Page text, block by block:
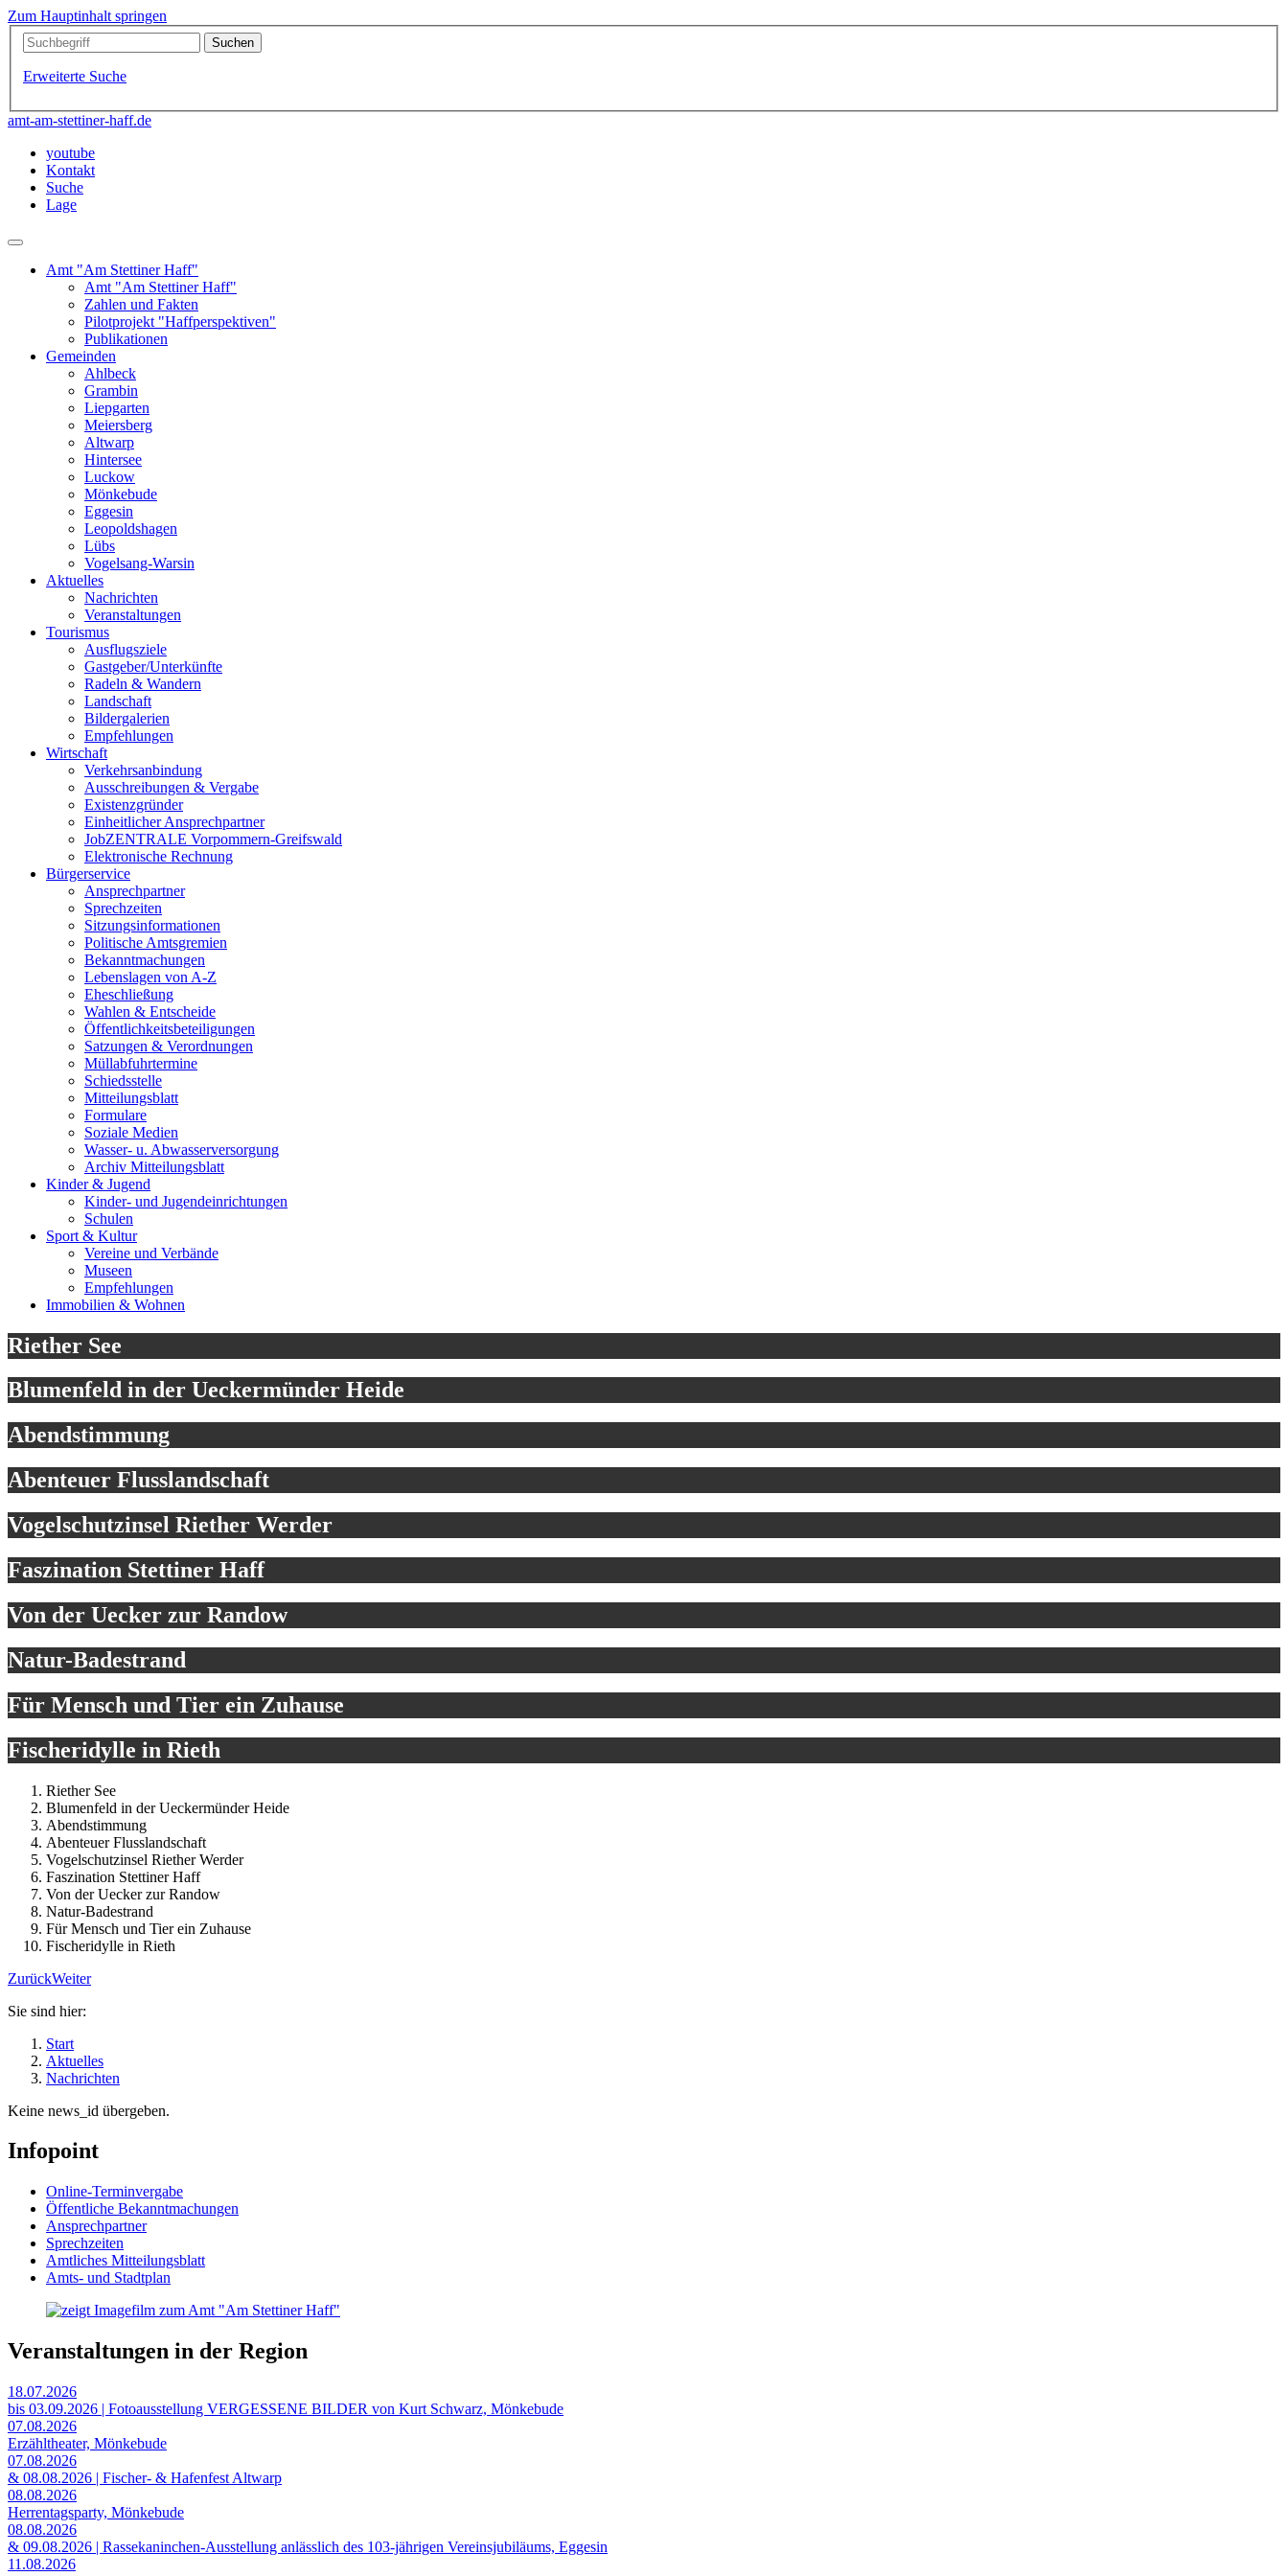
Zum Hauptinhalt springen
Erweiterte Suche
amt-am-stettiner-haff.de
youtube
Kontakt
Suche
Lage
Amt "Am Stettiner Haff"
Amt "Am Stettiner Haff"
Zahlen und Fakten
Pilotprojekt "Haffperspektiven"
Publikationen
Gemeinden
Ahlbeck
Grambin
Liepgarten
Meiersberg
Altwarp
Hintersee
Luckow
Mönkebude
Eggesin
Leopoldshagen
Lübs
Vogelsang-Warsin
Aktuelles
Nachrichten
Veranstaltungen
Tourismus
Ausflugsziele
Gastgeber/Unterkünfte
Radeln & Wandern
Landschaft
Bildergalerien
Empfehlungen
Wirtschaft
Verkehrsanbindung
Ausschreibungen & Vergabe
Existenzgründer
Einheitlicher Ansprechpartner
JobZENTRALE Vorpommern-Greifswald
Elektronische Rechnung
Bürgerservice
Ansprechpartner
Sprechzeiten
Sitzungsinformationen
Politische Amtsgremien
Bekanntmachungen
Lebenslagen von A-Z
Eheschließung
Wahlen & Entscheide
Öffentlichkeitsbeteiligungen
Satzungen & Verordnungen
Müllabfuhrtermine
Schiedsstelle
Mitteilungsblatt
Formulare
Soziale Medien
Wasser- u. Abwasserversorgung
Archiv Mitteilungsblatt
Kinder & Jugend
Kinder- und Jugendeinrichtungen
Schulen
Sport & Kultur
Vereine und Verbände
Museen
Empfehlungen
Immobilien & Wohnen
Riether See
Blumenfeld in der Ueckermünder Heide
Abendstimmung
Abenteuer Flusslandschaft
Vogelschutzinsel Riether Werder
Faszination Stettiner Haff
Von der Uecker zur Randow
Natur-Badestrand
Für Mensch und Tier ein Zuhause
Fischeridylle in Rieth
Riether See
Blumenfeld in der Ueckermünder Heide
Abendstimmung
Abenteuer Flusslandschaft
Vogelschutzinsel Riether Werder
Faszination Stettiner Haff
Von der Uecker zur Randow
Natur-Badestrand
Für Mensch und Tier ein Zuhause
Fischeridylle in Rieth
ZurückWeiter
Sie sind hier:
Start
Aktuelles
Nachrichten
Keine news_id übergeben.
Infopoint
Online-Terminvergabe
Öffentliche Bekanntmachungen
Ansprechpartner
Sprechzeiten
Amtliches Mitteilungsblatt
Amts- und Stadtplan
Veranstaltungen in der Region
18.07.2026
bis 03.09.2026 | Fotoausstellung VERGESSENE BILDER von Kurt Schwarz, Mönkebude
07.08.2026
Erzähltheater, Mönkebude
07.08.2026
& 08.08.2026 | Fischer- & Hafenfest Altwarp
08.08.2026
Herrentagsparty, Mönkebude
08.08.2026
& 09.08.2026 | Rassekaninchen-Ausstellung anlässlich des 103-jährigen Vereinsjubiläums, Eggesin
11.08.2026